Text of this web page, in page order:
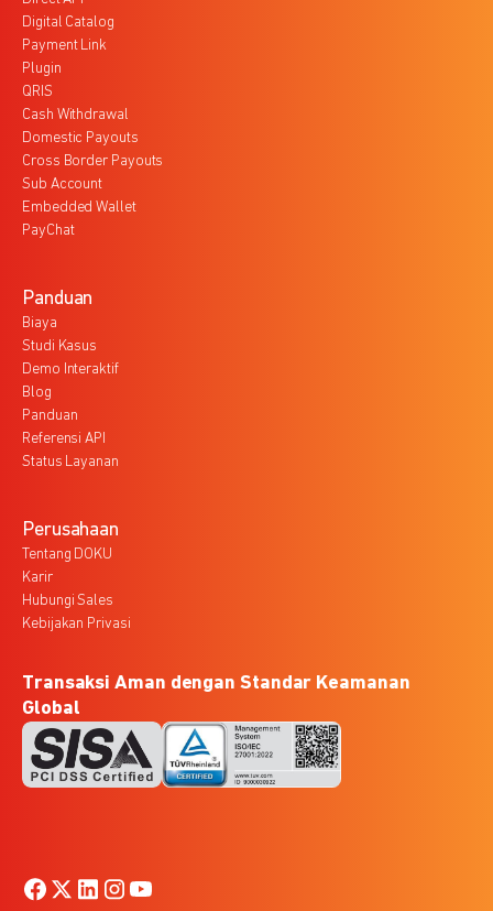
Digital Catalog
Payment Link
Plugin
QRIS
Cash Withdrawal
Domestic Payouts
Cross Border Payouts
Sub Account
Embedded Wallet
PayChat
Panduan
Biaya
Studi Kasus
Demo Interaktif
Blog
Panduan
Referensi API
Status Layanan
Perusahaan
Tentang DOKU
Karir
Hubungi Sales
Kebijakan Privasi
Transaksi Aman dengan Standar Keamanan
Global